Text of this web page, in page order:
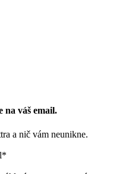
na váš email.
a nič vám neunikne.